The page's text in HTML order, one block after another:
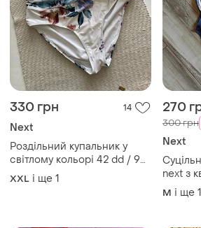
330 грн 14
Next
Роздільний купальник у
світлому кольорі 42 dd / 95
dd
XXL і ще 1
270
300 грн
Next
next з
розмір
M і ще 1